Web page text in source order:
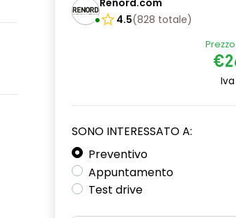
Renord.com
4.5(828 totale)
SONO INTERESSATO A:
Preventivo
Appuntamento
Test drive